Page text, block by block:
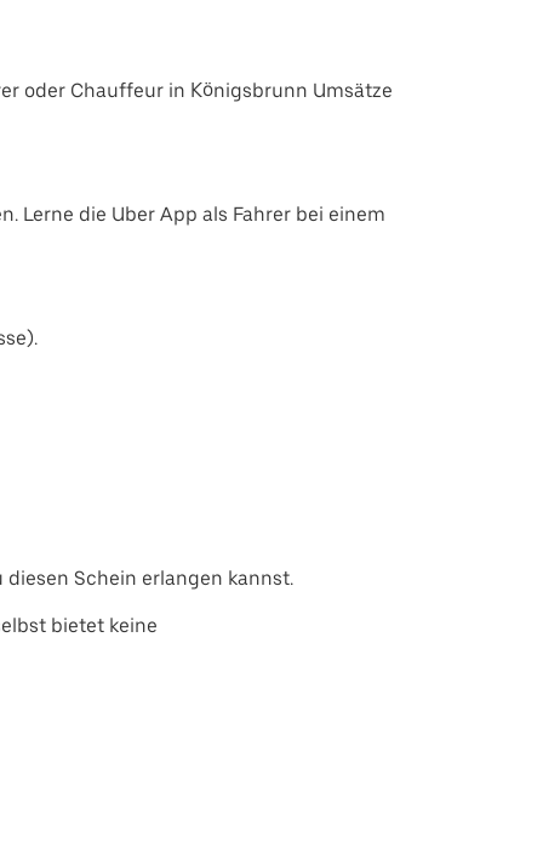
oder Chauffeur in Königsbrunn Umsätze
Lerne die Uber App als Fahrer bei einem
Schein erlangen kannst.
bietet keine